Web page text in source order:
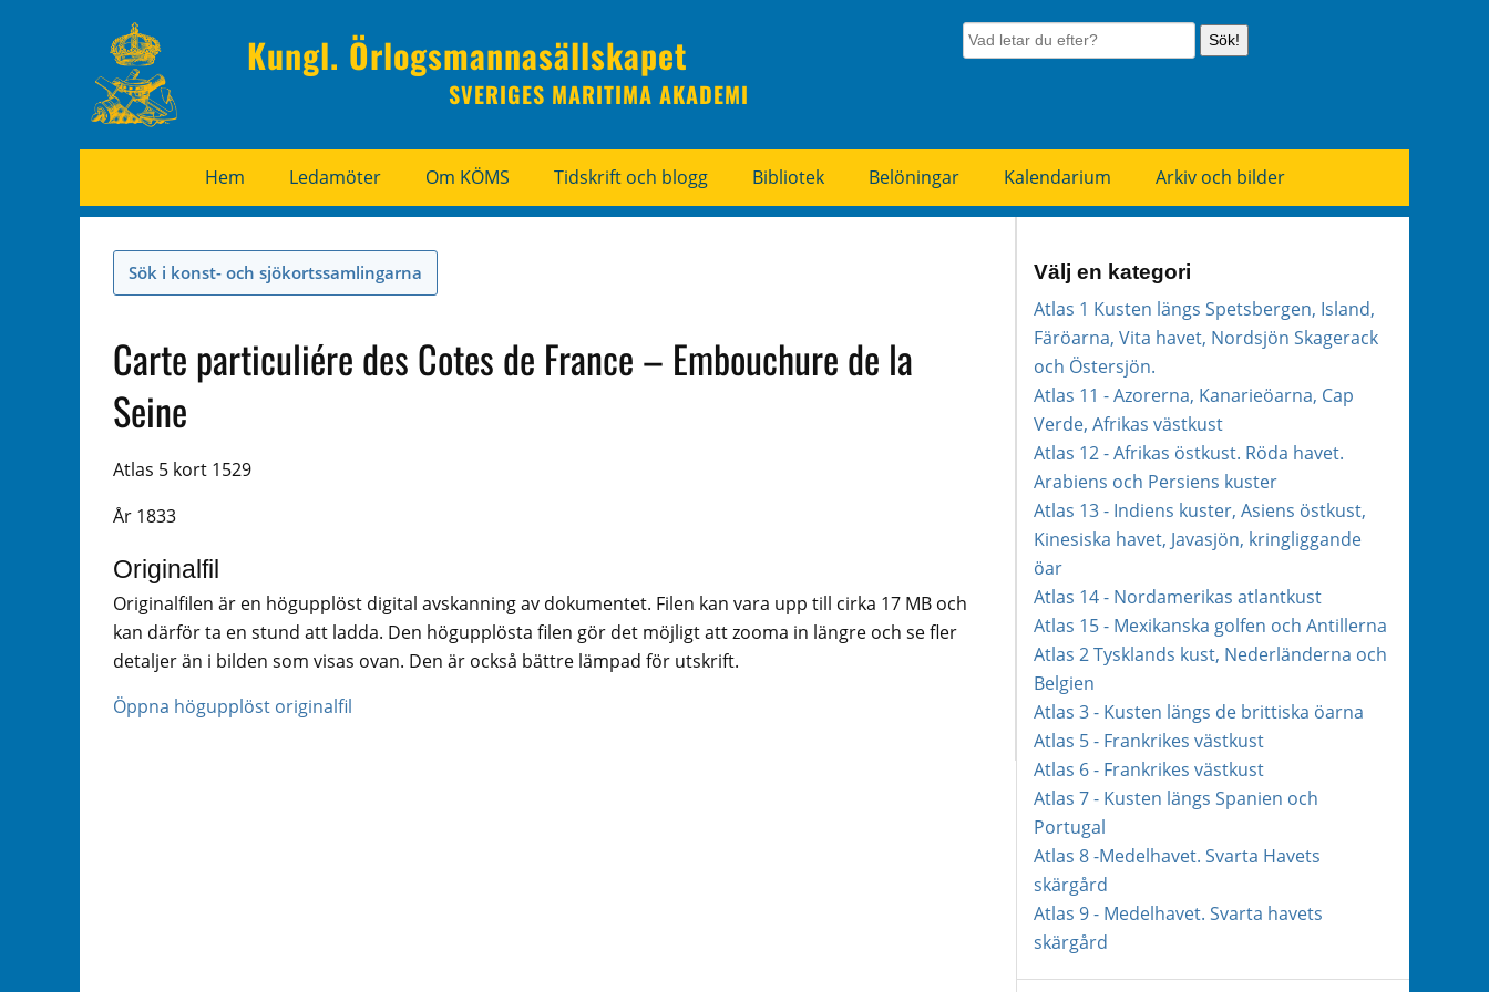
Kungl. Örlogsmannasällskapet
SVERIGES MARITIMA AKADEMI
Sök!
Hem Ledamöter Om KÖMS Tidskrift och blogg Bibliotek Belöningar Kalendarium Arkiv och bilder
Sök i konst- och sjökortssamlingarna
Carte particuliére des Cotes de France – Embouchure de la
Seine
Atlas 5 kort 1529
År 1833
Originalfil
Originalfilen är en högupplöst digital avskanning av dokumentet. Filen kan vara upp till cirka 17 MB och
kan därför ta en stund att ladda. Den högupplösta filen gör det möjligt att zooma in längre och se fler
detaljer än i bilden som visas ovan. Den är också bättre lämpad för utskrift.
Öppna högupplöst originalfil
Välj en kategori
Atlas 1 Kusten längs Spetsbergen, Island,
Färöarna, Vita havet, Nordsjön Skagerack
och Östersjön.
Atlas 11 - Azorerna, Kanarieöarna, Cap
Verde, Afrikas västkust
Atlas 12 - Afrikas östkust. Röda havet.
Arabiens och Persiens kuster
Atlas 13 - Indiens kuster, Asiens östkust,
Kinesiska havet, Javasjön, kringliggande
öar
Atlas 14 - Nordamerikas atlantkust
Atlas 15 - Mexikanska golfen och Antillerna
Atlas 2 Tysklands kust, Nederländerna och
Belgien
Atlas 3 - Kusten längs de brittiska öarna
Atlas 5 - Frankrikes västkust
Atlas 6 - Frankrikes västkust
Atlas 7 - Kusten längs Spanien och
Portugal
Atlas 8 -Medelhavet. Svarta Havets
skärgård
Atlas 9 - Medelhavet. Svarta havets
skärgård